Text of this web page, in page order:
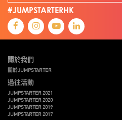
#JUMPSTARTERHK
關於我們
關於JUMPSTARTER
過往活動
JUMPSTARTER 2021
JUMPSTARTER 2020
JUMPSTARTER 2019
JUMPSTARTER 2017